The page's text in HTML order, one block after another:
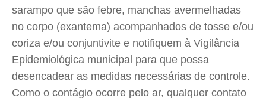
sarampo que são febre, manchas avermelhadas
no corpo (exantema) acompanhados de tosse e/ou
coriza e/ou conjuntivite e notifiquem à Vigilância
Epidemiológica municipal para que possa
desencadear as medidas necessárias de controle.
Como o contágio ocorre pelo ar, qualquer contato